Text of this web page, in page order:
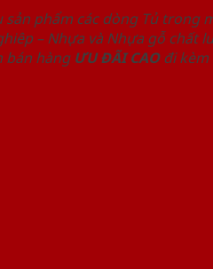
phẩm các dòng Tủ trong
– Nhựa và Nhựa gỗ chất
bán hàng ƯU ĐÃI CAOđi kèm